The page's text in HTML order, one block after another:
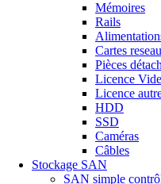
Mémoires
Rails
Cartes
Pièces
Licence
Licence
HDD
SSD
Caméras
Câbles
Stockage SAN
SAN simple